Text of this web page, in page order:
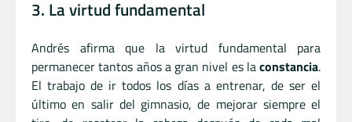
3. La virtud fundamental
Andrés afirma que la virtud fundamental para
permanecer tantos años a gran nivel es laconstancia.
El trabajo de ir todos los días a entrenar, de ser el
último en salir del gimnasio, de mejorar siempre el